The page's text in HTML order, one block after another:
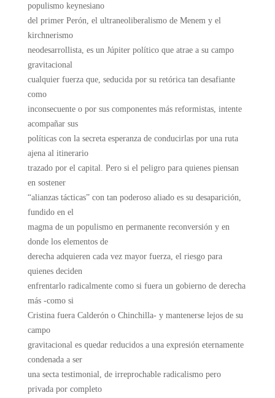
populismo keynesiano
del primer Perón, el ultraneoliberalismo de Menem y el
kirchnerismo
neodesarrollista, es un Júpiter político que atrae a su campo
gravitacional
cualquier fuerza que, seducida por su retórica tan desafiante
como
inconsecuente o por sus componentes más reformistas, intente
acompañar sus
políticas con la secreta esperanza de conducirlas por una ruta
ajena al itinerario
trazado por el capital. Pero si el peligro para quienes piensan
en sostener
“alianzas tácticas” con tan poderoso aliado es su desaparición,
fundido en el
magma de un populismo en permanente reconversión y en
donde los elementos de
derecha adquieren cada vez mayor fuerza, el riesgo para
quienes deciden
enfrentarlo radicalmente como si fuera un gobierno de derecha
más -como si
Cristina fuera Calderón o Chinchilla- y mantenerse lejos de su
campo
gravitacional es quedar reducidos a una expresión eternamente
condenada a ser
una secta testimonial, de irreprochable radicalismo pero
privada por completo